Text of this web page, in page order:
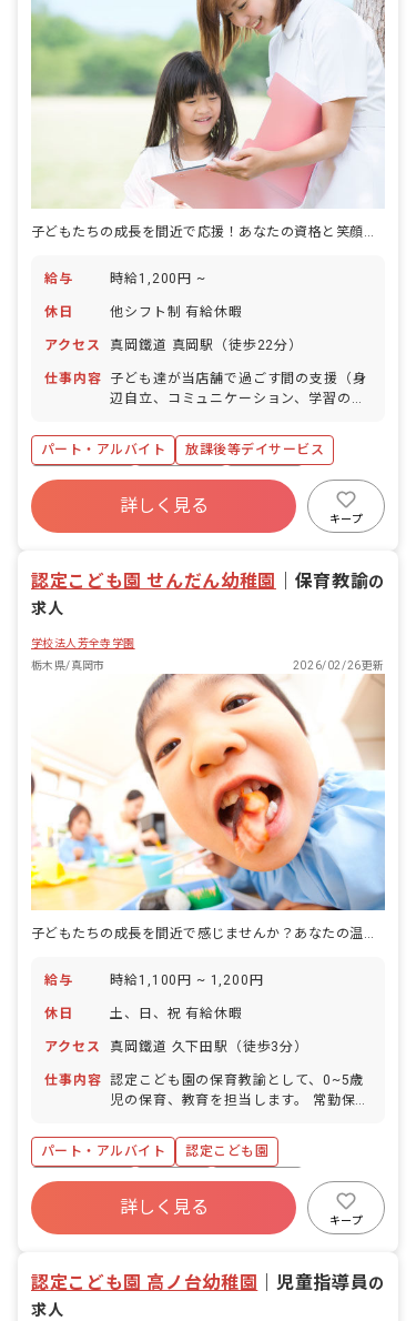
子どもたちの成長を間近で応援！あなたの資格と笑顔が輝く場所で、一緒に未来を育みませんか？
給与 時給1,200円 ~
休日 他シフト制 有給休暇
アクセス 真岡鐵道 真岡駅（徒歩22分）
仕事内容
子ども達が当店舗で過ごす間の支援（身
辺自立、コミュニケーション、学習のサ
パート・アルバイト
放課後等デイサービス
社会保険完備
残業少なめ
車通勤可
ブランクOK
詳しく見る
キープ
認定こども園 せんだん幼稚園 保育教諭の
求人
学校法人芳全寺学園
栃木県/真岡市
2026/02/26更新
子どもたちの成長を間近で感じませんか？あなたの温かい手が未来を育みます。
給与 時給1,100円 ~ 1,200円
休日 土、日、祝 有給休暇
アクセス 真岡鐵道 久下田駅（徒歩3分）
仕事内容 認定こども園の保育教諭として、0~5歳
児の保育、教育を担当します。 常勤保育
す。 *勤務時間帯は希望により調整可 *
明るく楽しく子ども達と接することが出
来る方希望 *経験のある方、優遇しま
す。 「保育」 ■園児年齢層：0～5歳児
パート・アルバイト
認定こども園
社会保険完備
車通勤可 交通費支給
詳しく見る
キープ
認定こども園 高ノ台幼稚園 児童指導員の
求人